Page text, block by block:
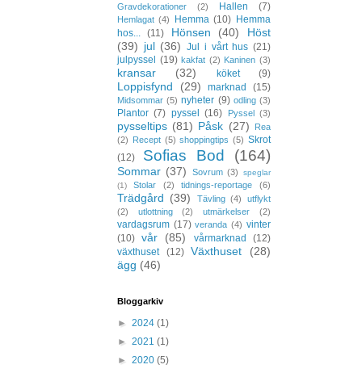
Gravdekorationer
(2) Hallen (7)
Hemlagat (4) Hemma (10) Hemma
hos...
(11) Hönsen (40)
Höst
(39) jul (36) Jul i vårt hus (21)
julpyssel
(19) kakfat (2) Kaninen (3)
kransar (32) köket (9)
Loppisfynd (29) marknad (15)
Midsommar (5) nyheter (9) odling (3)
Plantor (7) pyssel (16) Pyssel (3)
pysseltips (81) Påsk (27)
Rea
(2) Recept (5) shoppingtips (5) Skrot
(12)
Sofias Bod (164)
Sommar (37) Sovrum (3)
speglar
(1)
Stolar (2) tidnings-reportage (6)
Trädgård (39) Tävling (4)
utflykt
(2)
utlottning (2) utmärkelser (2)
vardagsrum (17) veranda (4) vinter
(10) vår (85) vårmarknad
(12)
växthuset
(12) Växthuset
(28)
ägg (46)
Bloggarkiv
► 2024 (1)
► 2021 (1)
► 2020 (5)